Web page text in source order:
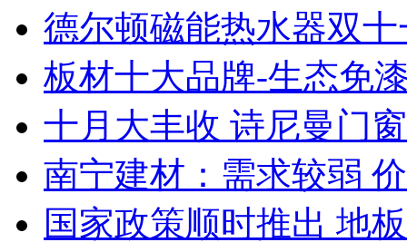
德尔顿磁能热水器双
板材十大品牌-生态免
十月大丰收 诗尼曼门
南宁建材：需求较弱
国家政策顺时推出 地